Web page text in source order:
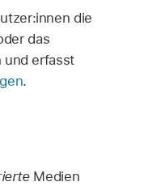
die
das
und erfasst
.
Medien